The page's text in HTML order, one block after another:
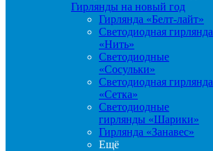
Гирлянды на новый год
Гирлянда «Белт-лайт»
Светодиодная гирлянда
«Нить»
Светодиодные
«Сосульки»
Светодиодная гирлянда
«Сетка»
Светодиодные
гирлянды «Шарики»
Гирлянда «Занавес»
Ещё